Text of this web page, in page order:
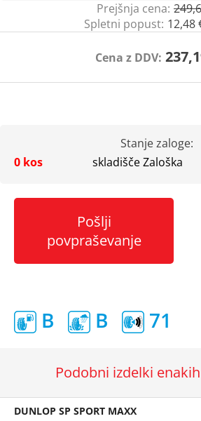
Prejšnja cena:
Spletni popust: 12,48
Cena z DDV:
Stanje zaloge:
0 kos
skladišče Zaloška
Pošlji
povpraševanje
B B 71
Podobni izdelki
DUNLOP SP SPORT MAXX